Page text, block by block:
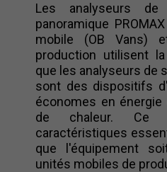
Les analyseurs
panoramique
mobile (OB Vans)
production utilisent
que les analyseurs de
sont des dispositifs
économes en
de chaleur. Ce
caractéristiques
que l'équipement
unités mobiles de